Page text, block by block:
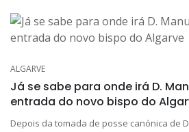
ALGARVE
Já se sabe para onde irá D.
entrada do novo bispo do
Depois da tomada de posse canónica de